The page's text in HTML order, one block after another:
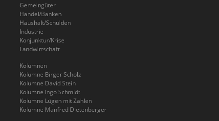
Gemeingüter
Handel/Banken
Haushalt/Schulden
Industrie
Konjunktur/Krise
Landwirtschaft
Kolumnen
Kolumne Birger Scholz
Kolumne David Stein
Kolumne Ingo Schmidt
Kolumne Lügen mit Zahlen
Kolumne Manfred Dietenberger